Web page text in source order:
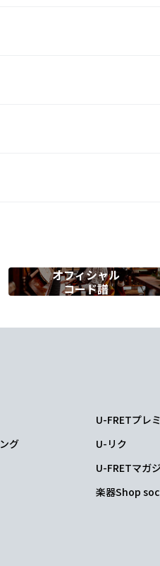
オフィシャル
コード譜
グ
U-FRETプレ
U-リク
U-FRETマガ
楽器Shop